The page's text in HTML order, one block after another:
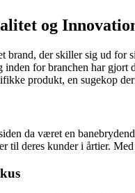
og
brand, der skiller sig ud
inden for branchen har
produkt, en sugekop
da været en
til deres kunder i årtier.